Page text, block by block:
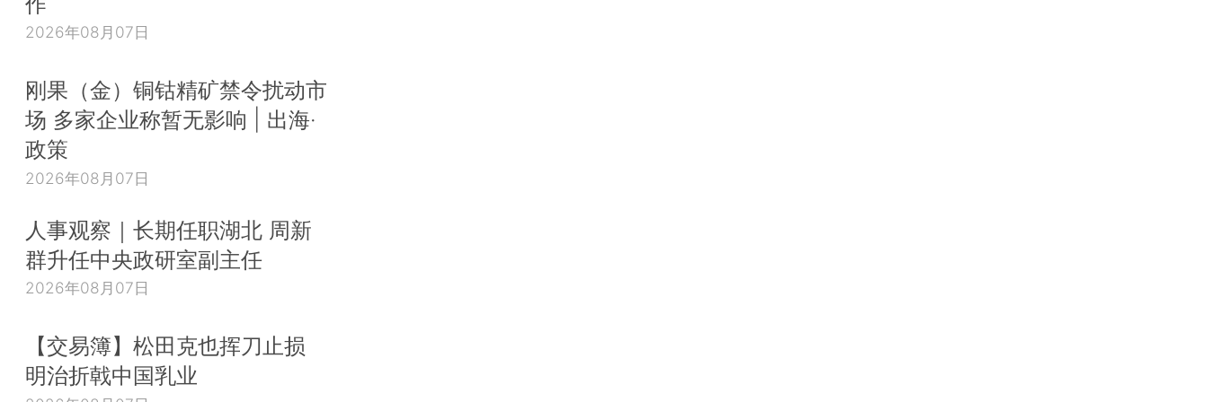
2026年08月07日
刚果（金）铜钴精矿禁令扰动市
场 多家企业称暂无影响 | 出海·
政策
2026年08月07日
人事观察｜长期任职湖北 周新
群升任中央政研室副主任
2026年08月07日
【交易簿】松田克也挥刀止损
明治折戟中国乳业